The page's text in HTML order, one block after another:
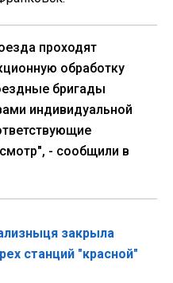
проходят
обработку
бригады
индивидуальной
- сообщили в
закрыла
станций "красной"